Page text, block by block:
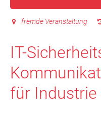
fremde Veranstaltung
IT-
für Industrie